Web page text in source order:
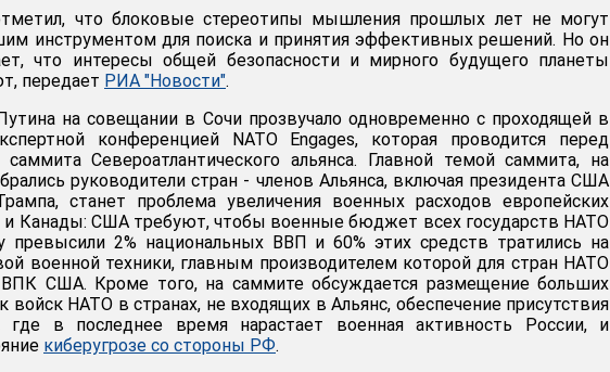
что блоковые стереотипы мышления прошлых лет не могут
инструментом для поиска и принятия эффективных решений. Но он
что интересы общей безопасности и мирного будущего планеты
передает РИА "Новости".
на совещании в Сочи прозвучало одновременно с проходящей в
конференцией NATO Engages, которая проводится перед
Североатлантического альянса. Главной темой саммита, на
руководители стран - членов Альянса, включая президента США
станет проблема увеличения военных расходов европейских
и Канады: США требуют, чтобы военные бюджет всех государств НАТО
превысили 2% национальных ВВП и 60% этих средств тратились на
военной техники, главным производителем которой для стран НАТО
США. Кроме того, на саммите обсуждается размещение больших
войск НАТО в странах, не входящих в Альянс, обеспечение присутствия
где в последнее время нарастает военная активность России, и
киберугрозе со стороны РФ.